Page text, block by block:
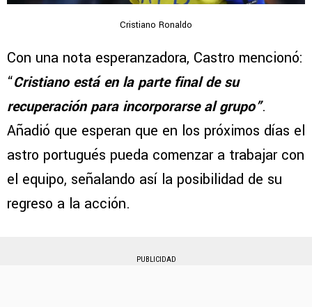
Cristiano Ronaldo
Con una nota esperanzadora, Castro mencionó:
“Cristiano está en la parte final de su
recuperación para incorporarse al grupo”.
Añadió que esperan que en los próximos días el
astro portugués pueda comenzar a trabajar con
el equipo, señalando así la posibilidad de su
regreso a la acción.
PUBLICIDAD